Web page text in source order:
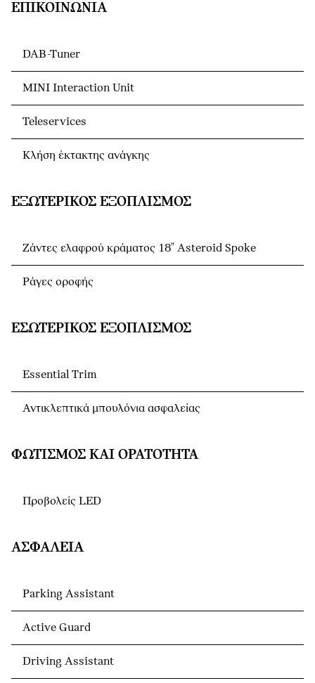
ΕΠΙΚΟΙΝΩΝΊΑ
DAB-Tuner
MINI Interaction Unit
Teleservices
Κλήση έκτακτης ανάγκης
ΕΞΩΤΕΡΙΚΌΣ ΕΞΟΠΛΙΣΜΌΣ
Ζάντες ελαφρού κράματος 18" Asteroid Spoke
Ράγες οροφής
ΕΣΩΤΕΡΙΚΌΣ ΕΞΟΠΛΙΣΜΌΣ
Essential Trim
Αντικλεπτικά μπουλόνια ασφαλείας
ΦΩΤΙΣΜΌΣ ΚΑΙ ΟΡΑΤΌΤΗΤΑ
Προβολείς LED
ΑΣΦΆΛΕΙΑ
Parking Assistant
Active Guard
Driving Assistant